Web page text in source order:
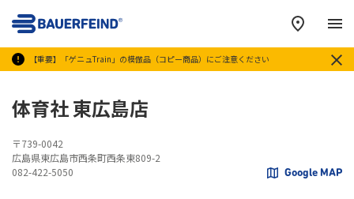
【重要】「ゲニュTrain」の模倣品（コピー商品）にご注意ください
メ
体育社 東広島店
〒739-0042
広島県東広島市西条町西条東809-2
082-422-5050
Google MAP